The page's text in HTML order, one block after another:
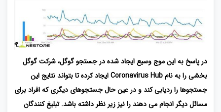
در پاسخ به این موج وسیع ایجاد شده در جستجو گوگل، شرکت گوگل
بخشی را به نام Coronavirus Hub ایجاد کرده تا بتواند نتایج این
جستجوها را ردیابی کند و در عین حال جستجوهای دیگری که افراد برای
مسائل دیگر انجام می دهند را نیز زیر نظر داشته باشد. تبلیغ کنندگان